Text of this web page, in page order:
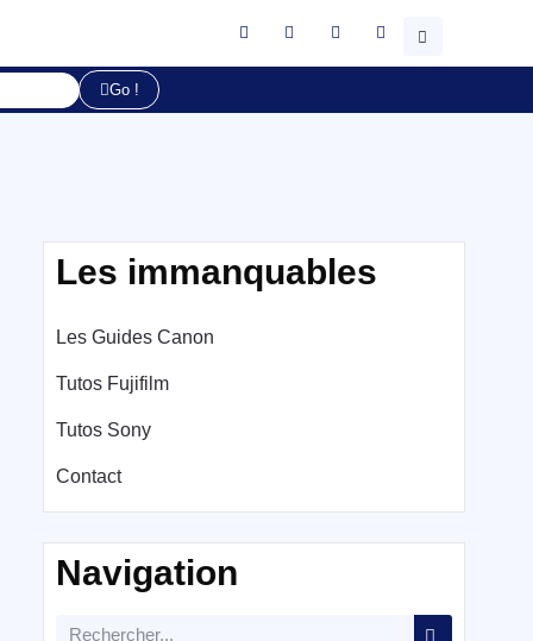
Go !
Les immanquables
Les Guides Canon
Tutos Fujifilm
Tutos Sony
Contact
Navigation